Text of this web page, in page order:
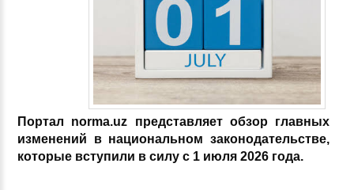
Портал norma.uz представляет обзор главных
изменений в национальном законодательстве,
которые вступили в силу с 1 июля 2026 года.